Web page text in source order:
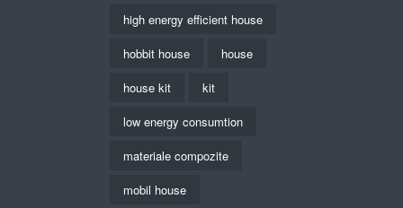
high energy efficient house
hobbit house
house
house kit
kit
low energy consumtion
materiale compozite
mobil house